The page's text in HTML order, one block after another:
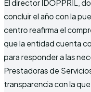
El director IDOPPRIL,
concluir el año con la
centro reafirma el
que la entidad cuenta
para responder a las
Prestadoras de
transparencia con la